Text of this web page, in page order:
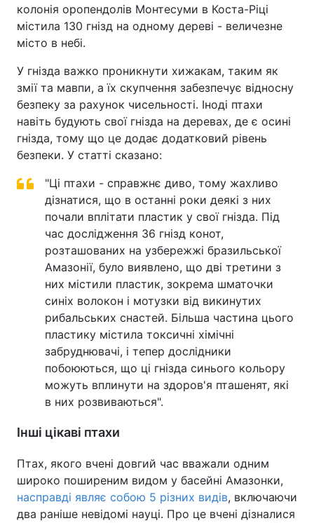
колонія оропендолів Монтесуми в Коста-Ріці
містила 130 гнізд на одному дереві - величезне
місто в небі.
У гнізда важко проникнути хижакам, таким як
змії та мавпи, а їх скупчення забезпечує відносну
безпеку за рахунок чисельності. Іноді птахи
навіть будують свої гнізда на деревах, де є осині
гнізда, тому що це додає додатковий рівень
безпеки. У статті сказано:
"Ці птахи - справжнє диво, тому жахливо
дізнатися, що в останні роки деякі з них
почали вплітати пластик у свої гнізда. Під
час дослідження 36 гнізд конот,
розташованих на узбережжі бразильської
Амазонії, було виявлено, що дві третини з
них містили пластик, зокрема шматочки
синіх волокон і мотузки від викинутих
рибальських снастей. Більша частина цього
пластику містила токсичні хімічні
забруднювачі, і тепер дослідники
побоюються, що ці гнізда синього кольору
можуть вплинути на здоров'я пташенят, які
в них розвиваються".
Інші цікаві птахи
Птах, якого вчені довгий час вважали одним
широко поширеним видом у басейні Амазонки,
насправді являє собою 5 різних видів, включаючи
два раніше невідомі науці. Про це вчені дізналися